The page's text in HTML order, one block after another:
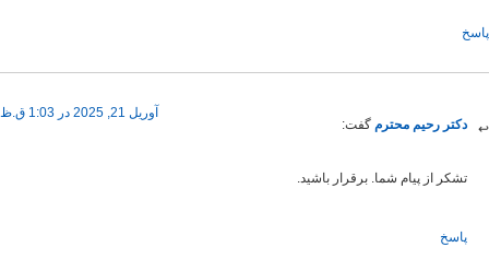
رحیم محترم گفت:
از پیام شما. برقرار باشید.